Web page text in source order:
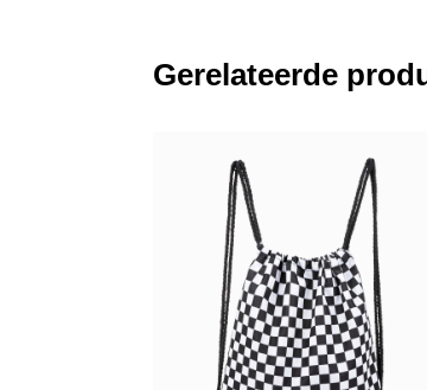
Gerelateerde